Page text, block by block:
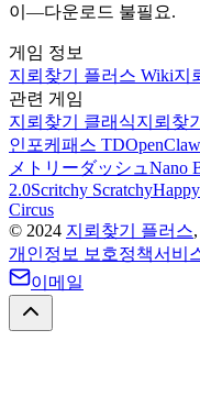
이—다운로드 불필요.
게임 정보
지뢰찾기 플러스 Wiki지
관련 게임
지뢰찾기 클래식지뢰찾
인포케패스 TD
メトリーダッシュNano
2.0Scritchy Scratchy
Circus
© 2024 지뢰찾기 플러스
개인정보 보호정책서비
이메일